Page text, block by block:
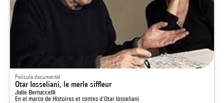
Película documental
Otar Iosseliani, le merle siffleur
Julie Bertuccelli
En el marco de Histoires et contes d'Otar Iosseliani